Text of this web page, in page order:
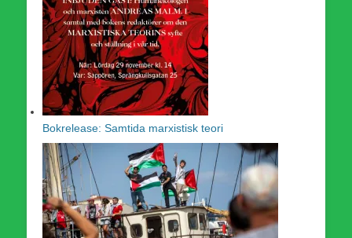
Bokrelease: Samtida marxistisk teori